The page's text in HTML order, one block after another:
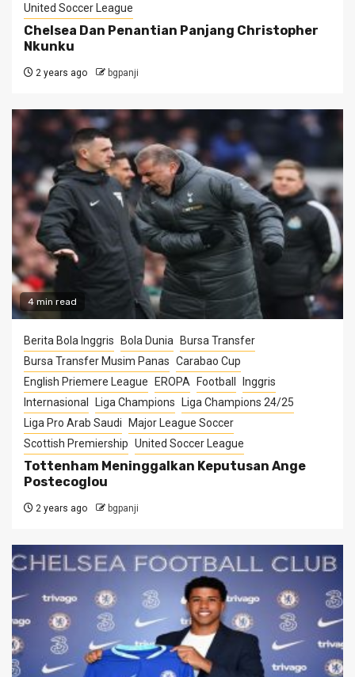
United Soccer League
Chelsea Dan Penantian Panjang Christopher
Nkunku
2 years ago bgpanji
4 min read
Berita Bola Inggris Bola Dunia
Bursa Transfer
Bursa Transfer Musim Panas Carabao Cup
English Priemere League
EROPA Football
Inggris
Internasional
Liga Champions
Liga Champions 24/25
Liga Pro Arab Saudi
Major League Soccer
Scottish Premiership United Soccer League
Tottenham Meninggalkan Keputusan Ange
Postecoglou
2 years ago bgpanji